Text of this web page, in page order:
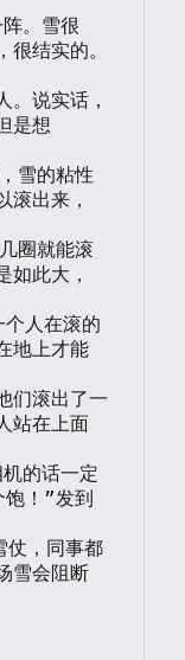
结实的。
。说实话，
是想
雪的粘性
滚出来，
圈就能滚
如此大，
人在滚的
地上才能
们滚出了一
站在上面
的话一定
饱！”发到
，同事都
雪会阻断